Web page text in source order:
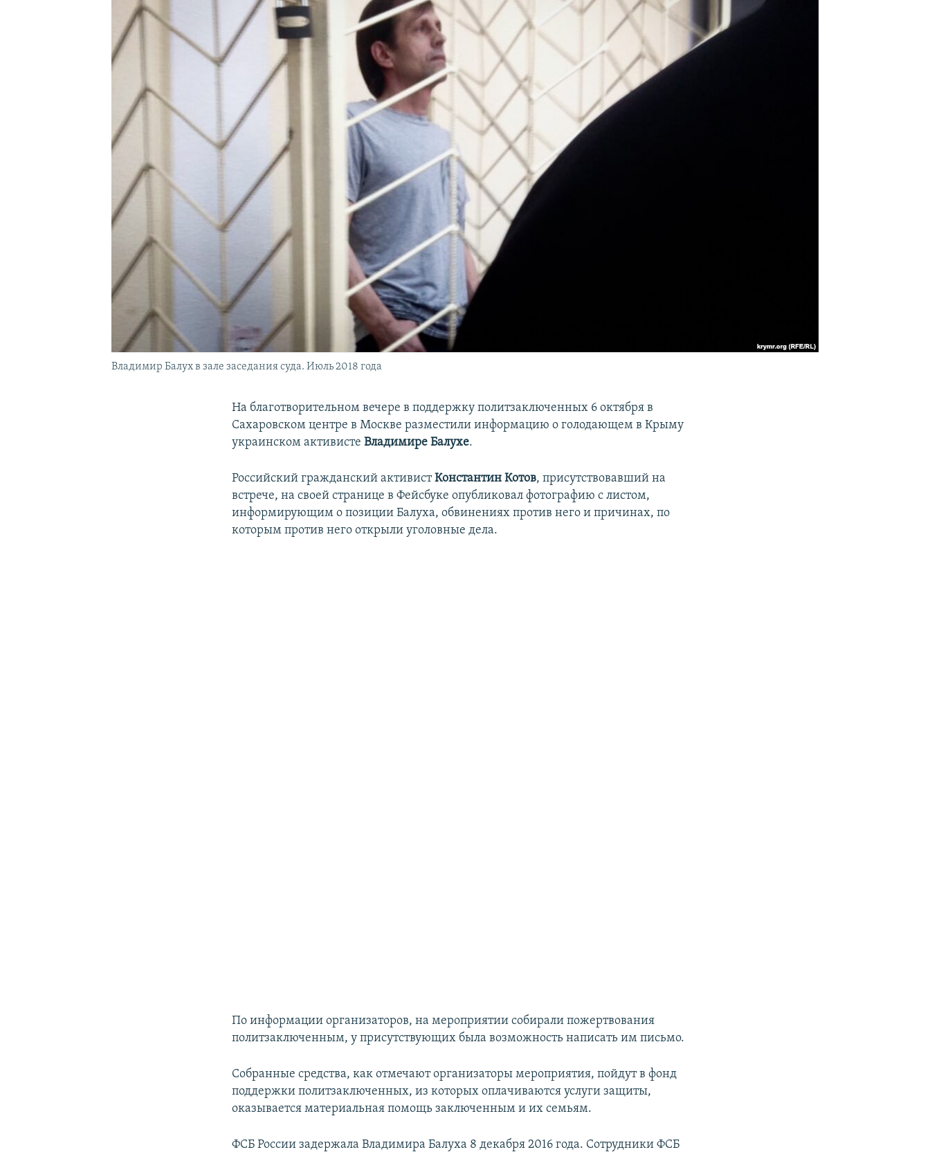
Владимир Балух в зале заседания суда. Июль 2018 года
На благотворительном вечере в поддержку политзаключенных 6 октября в
Сахаровском центре в Москве разместили информацию о голодающем в Крыму
украинском активистеВладимире Балухе.
Российский гражданский активистКонстантин Котов, присутствовавший на
встрече, на своей странице в Фейсбуке опубликовал фотографию с листом,
информирующим о позиции Балуха, обвинениях против него и причинах, по
которым против него открыли уголовные дела.
По информации организаторов, н​а мероприятии собирали пожертвования
политзаключенным, у присутствующих была возможность написать им письмо.
Собранные средства, как отмечают организаторы мероприятия, пойдут в фонд
поддержки политзаключенных, из которых оплачиваются услуги защиты,
оказывается материальная помощь заключенным и их семьям.
ФСБ России задержала Владимира Балуха 8 декабря 2016 года. Сотрудники ФСБ